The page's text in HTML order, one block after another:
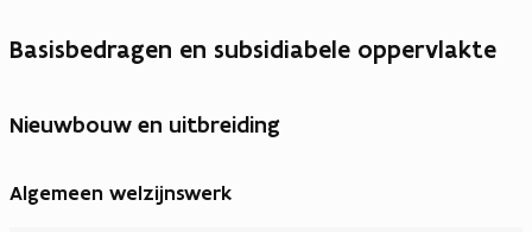
Basisbedragen en subsidiabele oppervlakte
Nieuwbouw en uitbreiding
Algemeen welzijnswerk